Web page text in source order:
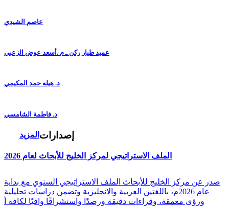
عاصم الشيدي
عميد طيار ركن ـ م .أسعد عوض الزعبي
د. هيله حمد المكيمي
د. فاطمة الشامسي
المزيد إصدارات
الملف الاستراتيجي لمركز الخليج للأبحاث لعام 2026
صدر عن مركز الخليج للأبحاث الملف الاستراتيجي السنوي مع بداية
عام 2026م، باللغتين العربية والانجليزية وتضمن دراسات تحليلية
ورؤى معمقة، وقراءات دقيقة ورصدًا واستشرافًا وافيًا لكافة أ